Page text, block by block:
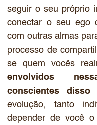
seguir o seu próprio
conectar o seu ego
com outras almas
processo de
se quem vocês
envolvidos
conscientes disso
evolução, tanto
depender de você